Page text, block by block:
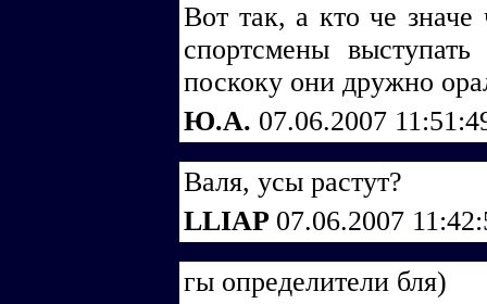
Вот так, а кто че
спортсмены
поскоку они дружно
Ю.А. 07.06.2007
Валя, усы растут?
LLIAP 07.06.2007
гы определители бля)